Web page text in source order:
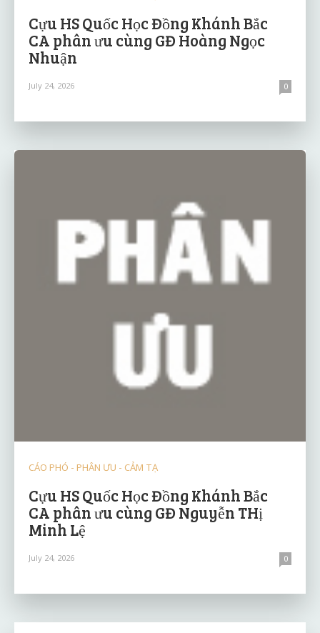
Cựu HS Quốc Học Đồng Khánh Bắc
CA phân ưu cùng GĐ Hoàng Ngọc
Nhuận
July 24, 2026 0
CÁO PHÓ - PHÂN ƯU - CẢM TẠ
Cựu HS Quốc Học Đồng Khánh Bắc
CA phân ưu cùng GĐ Nguyễn THị
Minh Lệ
July 24, 2026 0